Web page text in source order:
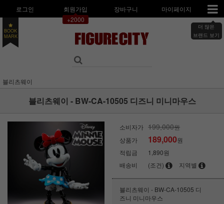
로그인
회원가입
+2000
장바구니 마이페이지
더 많은
브랜드 보기
BOOK
MARK
블리츠웨이
블리츠웨이 - BW-CA-10505 디즈니 미니마우스
소비자가 199,000원
상품가
189,000원
적립금
1,890원
배송비
(조건) 지역별
블리츠웨이 - BW-CA-10505 디
즈니 미니마우스